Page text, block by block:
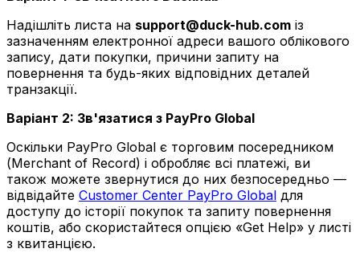
Надішліть листа на support@duck-hub.com із
зазначенням електронної адреси вашого облікового
запису, дати покупки, причини запиту на
повернення та будь-яких відповідних деталей
транзакції.
Варіант 2: Зв'язатися з PayPro Global
Оскільки PayPro Global є торговим посередником
(Merchant of Record) і обробляє всі платежі, ви
також можете звернутися до них безпосередньо —
відвідайте Customer Center PayPro Global для
доступу до історії покупок та запиту повернення
коштів, або скористайтеся опцією «Get Help» у листі
з квитанцією.